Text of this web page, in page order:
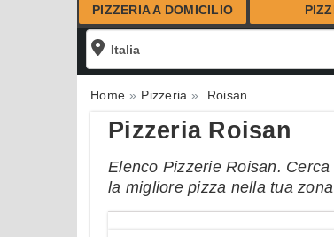
PIZZERIA A DOMICILIO
Home Pizzeria Roisan
Pizzeria Roisan
Elenco Pizzerie Roisan.
la migliore pizza nella tua zona